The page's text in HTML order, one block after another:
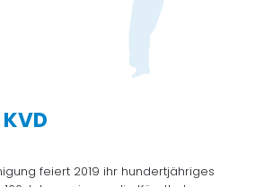
feiert 2019 ihr hundertjähriges